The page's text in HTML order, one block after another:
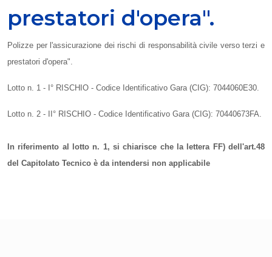
prestatori d'opera".
Polizze per l'assicurazione dei rischi di responsabilità civile verso terzi e
prestatori d'opera".
Lotto n. 1 - I° RISCHIO - Codice Identificativo Gara (CIG): 7044060E30.
Lotto n. 2 - II° RISCHIO - Codice Identificativo Gara (CIG): 70440673FA.
In riferimento al lotto n. 1, si chiarisce che la lettera FF) dell'art.48
del Capitolato Tecnico è da intendersi non applicabile